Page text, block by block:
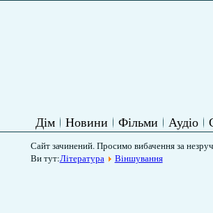
Дім Новини Фільми Аудіо
Сайт зачинений. Просимо вибачення за
Ви тут:Література Віншування